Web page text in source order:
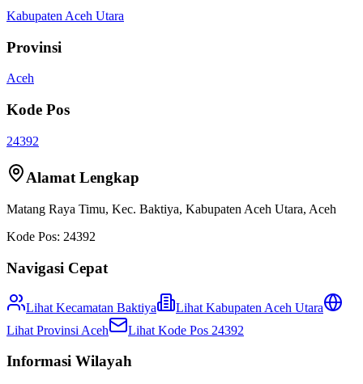
Kabupaten Aceh Utara
Provinsi
Aceh
Kode Pos
24392
Alamat Lengkap
Matang Raya Timu, Kec. Baktiya, Kabupaten Aceh Utara, Aceh
Kode Pos: 24392
Navigasi Cepat
Lihat Kecamatan Baktiya Lihat Kabupaten Aceh Utara
Lihat Provinsi Aceh Lihat Kode Pos 24392
Informasi Wilayah